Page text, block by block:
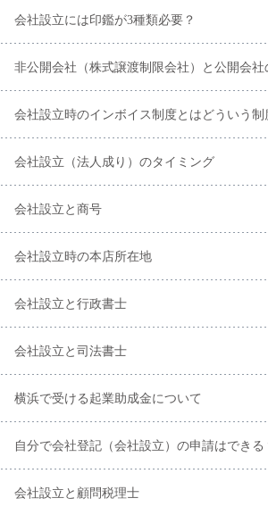
会社設立には印鑑が3種類必要？
非公開会社（株式譲渡制限会社）と公開会社
会社設立時のインボイス制度とはどういう制
会社設立（法人成り）のタイミング
会社設立と商号
会社設立時の本店所在地
会社設立と行政書士
会社設立と司法書士
横浜で受ける起業助成金について
自分で会社登記（会社設立）の申請はできる
会社設立と顧問税理士